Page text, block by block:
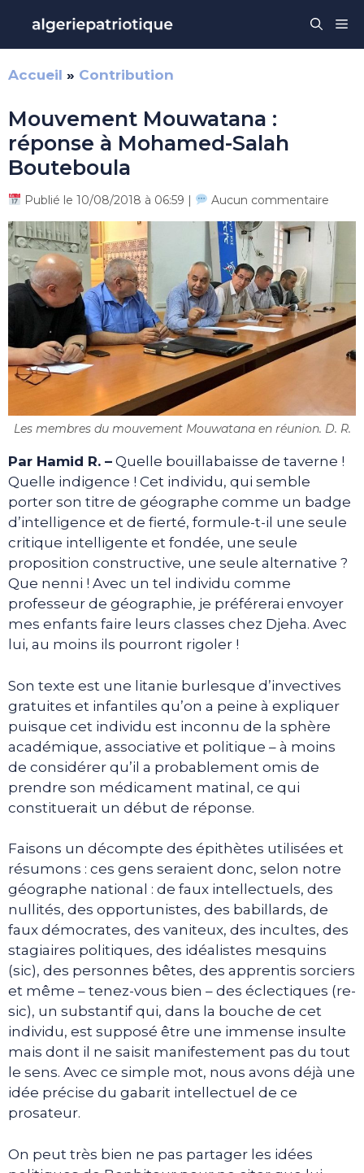
contenu
Accueil » Contribution
Mouvement Mouwatana :
réponse à Mohamed-Salah
Bouteboula
Publié le 10/08/2018 à 06:59 | Aucun commentaire
Les membres du mouvement Mouwatana en réunion. D. R.
Par Hamid R. – Quelle bouillabaisse de taverne !
Quelle indigence ! Cet individu, qui semble
porter son titre de géographe comme un badge
d’intelligence et de fierté, formule-t-il une seule
critique intelligente et fondée, une seule
proposition constructive, une seule alternative ?
Que nenni ! Avec un tel individu comme
professeur de géographie, je préférerai envoyer
mes enfants faire leurs classes chez Djeha. Avec
lui, au moins ils pourront rigoler !
Son texte est une litanie burlesque d’invectives
gratuites et infantiles qu’on a peine à expliquer
puisque cet individu est inconnu de la sphère
académique, associative et politique – à moins
de considérer qu’il a probablement omis de
prendre son médicament matinal, ce qui
constituerait un début de réponse.
Faisons un décompte des épithètes utilisées et
résumons : ces gens seraient donc, selon notre
géographe national : de faux intellectuels, des
nullités, des opportunistes, des babillards, de
faux démocrates, des vaniteux, des incultes, des
stagiaires politiques, des idéalistes mesquins
(sic), des personnes bêtes, des apprentis sorciers
et même – tenez-vous bien – des éclectiques (re-
sic), un substantif qui, dans la bouche de cet
individu, est supposé être une immense insulte
mais dont il ne saisit manifestement pas du tout
le sens. Avec ce simple mot, nous avons déjà une
idée précise du gabarit intellectuel de ce
prosateur.
On peut très bien ne pas partager les idées